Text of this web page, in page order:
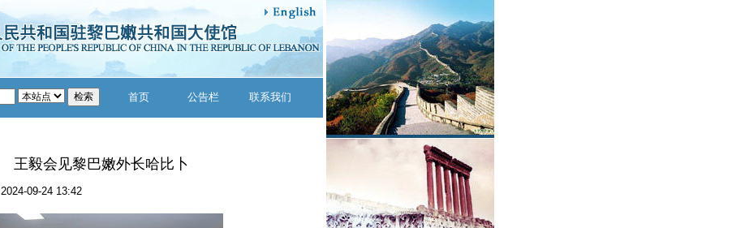
首页 公告栏 联系我们
王毅会见黎巴嫩外长哈比卜
2024-09-24 13:42